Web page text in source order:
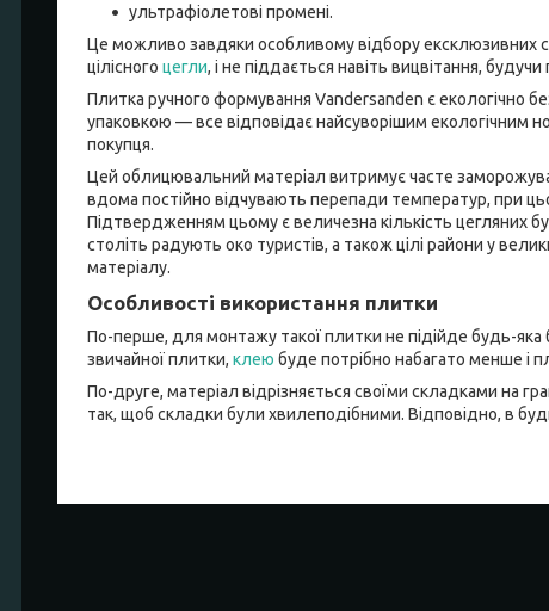
ультрафіолетові промені.
Це можливо завдяки особливому відбору ексклюзивних
цілісного цегли, і не піддається навіть вицвітання,
Плитка ручного формування Vandersanden є екологічно
упаковкою — все відповідає найсуворішим екологічним
покупця.
Цей облицювальний матеріал витримує часте
вдома постійно відчувають перепади температур, при
Підтвердженням цьому є величезна кількість цегляних
століть радують око туристів, а також цілі райони у
матеріалу.
Особливості використання плитки
По-перше, для монтажу такої плитки не підійде будь-
звичайної плитки, клею буде потрібно набагато менше і
По-друге, матеріал відрізняється своїми складками на
так, щоб складки були хвилеподібними. Відповідно, в